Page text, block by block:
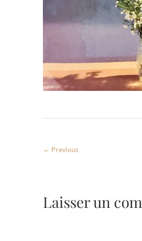
← Previous
Laisser un